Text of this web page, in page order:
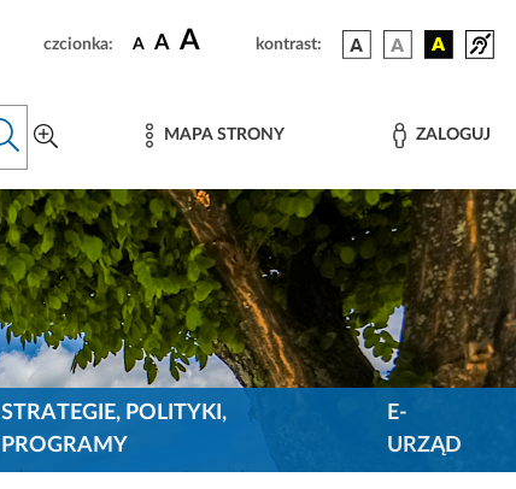
czcionka: A A A kontrast:
MAPA STRONY ZALOGUJ
STRATEGIE, POLITYKI,
PROGRAMY
E-
URZĄD